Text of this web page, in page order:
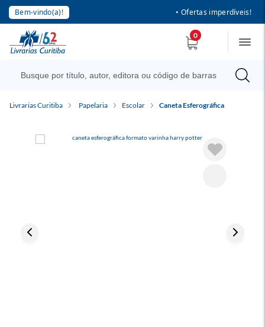
Bem-vindo(a)! • Ofertas imperdíveis!
0
Livrarias Curitiba Papelaria Escolar Caneta Esferográfica